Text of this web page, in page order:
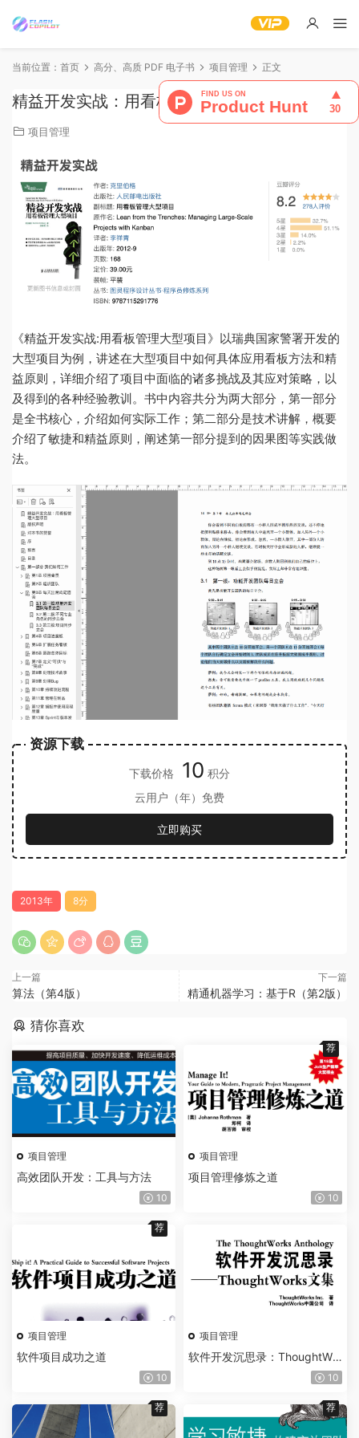
当前位置： 首页 高分、高质 PDF 电子书 项目管理 正文
精益开发实战：用看板管理大型项目
项目管理
《精益开发实战:用看板管理大型项目》以瑞典国家警署开发的
大型项目为例，讲述在大型项目中如何具体应用看板方法和精
益原则，详细介绍了项目中面临的诸多挑战及其应对策略，以
及得到的各种经验教训。书中内容共分为两大部分，第一部分
是全书核心，介绍如何实际工作；第二部分是技术讲解，概要
介绍了敏捷和精益原则，阐述第一部分提到的因果图等实践做
法。
资源下载
下载价格 10 积分
云用户（年）免费
立即购买
2013年 8分
上一篇
算法（第4版）
下一篇
精通机器学习：基于R（第2版）
猜你喜欢
项目管理
高效团队开发：工具与方法
10
项目管理
项目管理修炼之道
10
荐
项目管理
软件项目成功之道
10
荐
项目管理
软件开发沉思录：ThoughtWor
10
荐 荐